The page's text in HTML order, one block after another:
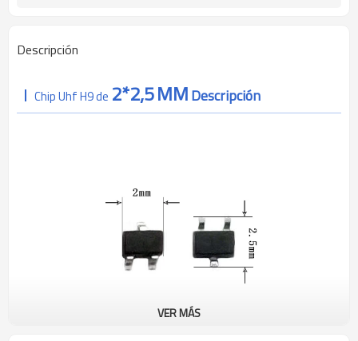
Descripción
Chip Uhf H9 de 2*2,5MMDescripción
VER MÁS